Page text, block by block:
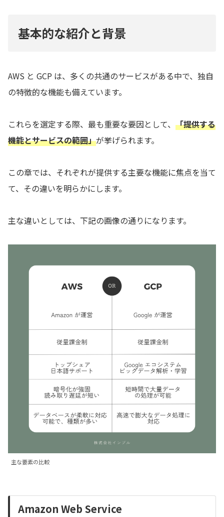
基本的な紹介と背景
AWS と GCP は、多くの共通のサービスがある中で、独自
の特徴的な機能も備えています。
これらを選定する際、最も重要な要因として、 「提供する
機能とサービスの範囲」が挙げられます。
この章では、それぞれが提供する主要な機能に焦点を当て
て、その違いを明らかにします。
主な違いとしては、下記の画像の通りになります。
主な要素の比較
Amazon Web Service